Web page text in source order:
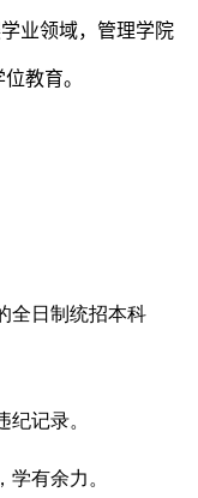
业领域，管理学院
教育。
全日制统招本科
记录。
有余力。